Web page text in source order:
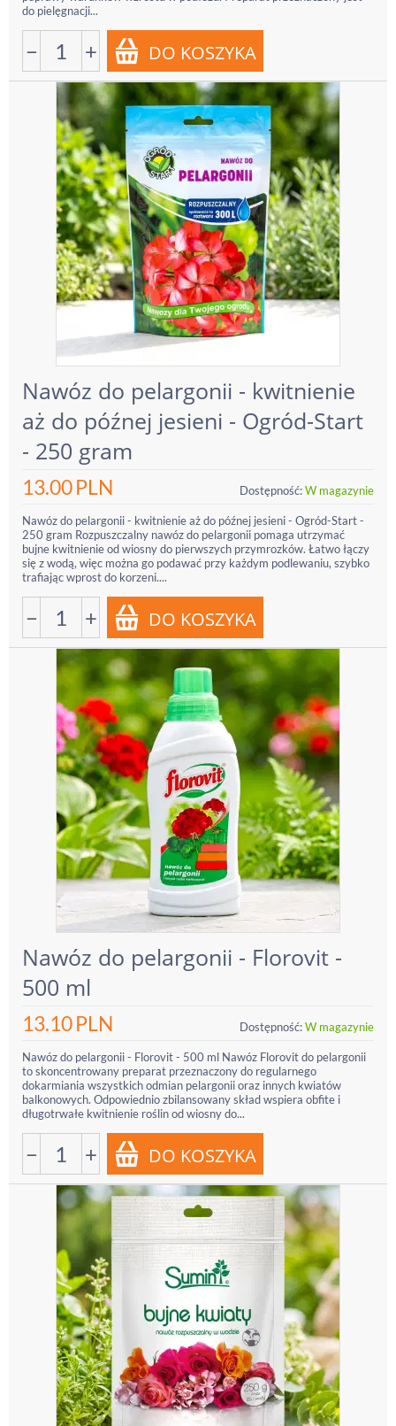
do pielęgnacji...
− +
Nawóz do pelargonii - kwitnienie
aż do późnej jesieni - Ogród-Start
- 250 gram
13.00PLN Dostępność:W magazynie
Nawóz do pelargonii - kwitnienie aż do późnej jesieni - Ogród-Start -
250 gram Rozpuszczalny nawóz do pelargonii pomaga utrzymać
bujne kwitnienie od wiosny do pierwszych przymrozków. Łatwo łączy
się z wodą, więc można go podawać przy każdym podlewaniu, szybko
trafiając wprost do korzeni....
− +
Nawóz do pelargonii - Florovit -
500 ml
13.10PLN Dostępność:W magazynie
Nawóz do pelargonii - Florovit - 500 ml Nawóz Florovit do pelargonii
to skoncentrowany preparat przeznaczony do regularnego
dokarmiania wszystkich odmian pelargonii oraz innych kwiatów
balkonowych. Odpowiednio zbilansowany skład wspiera obfite i
długotrwałe kwitnienie roślin od wiosny do...
− +